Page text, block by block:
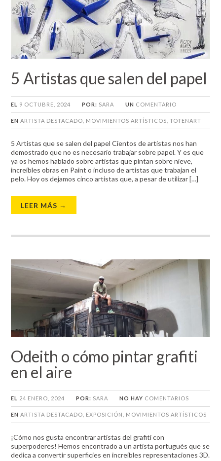
5 Artistas que salen del papel
EL 9 OCTUBRE, 2024 POR: SARA UN COMENTARIO
EN ARTISTA DESTACADO MOVIMIENTOS ARTÍSTICOS ,TOTENART
5 Artistas que se salen del papel Cientos de artistas nos han
demostrado que no es necesario trabajar sobre papel. Y es que
ya os hemos hablado sobre artistas que pintan sobre nieve,
increíbles obras en Paint o incluso de artistas que trabajan el
pelo. Hoy os dejamos cinco artistas que, a pesar de utilizar […]
LEER MÁS →
Odeith o cómo pintar grafiti
en el aire
EL 24 ENERO, 2024 POR: SARA NO HAY COMENTARIOS
EN ARTISTA DESTACADO EXPOSICIÓN MOVIMIENTOS ARTÍSTICOS
¡Cómo nos gusta encontrar artistas del grafiti con
superpoderes! Hemos encontrado a un artista portugués que se
dedica a convertir superficies en increíbles representaciones 3D.